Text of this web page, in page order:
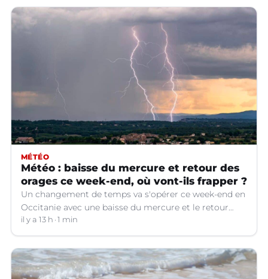
MÉTÉO
Météo : baisse du mercure et retour des
orages ce week-end, où vont-ils frapper ?
Un changement de temps va s'opérer ce week-end en
Occitanie avec une baisse du mercure et le retour
d'orages dans certains départements.
il y a 13 h 1 min